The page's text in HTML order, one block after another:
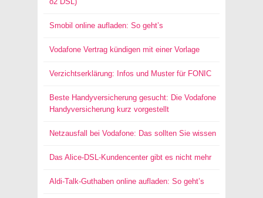
Smobil online aufladen: So geht’s
Vodafone Vertrag kündigen mit einer Vorlage
Verzichtserklärung: Infos und Muster für FONIC
Beste Handyversicherung gesucht: Die Vodafone
Handyversicherung kurz vorgestellt
Netzausfall bei Vodafone: Das sollten Sie wissen
Das Alice-DSL-Kundencenter gibt es nicht mehr
Aldi-Talk-Guthaben online aufladen: So geht’s